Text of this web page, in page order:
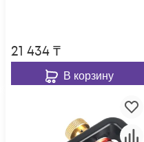
21 434₸
В корзину